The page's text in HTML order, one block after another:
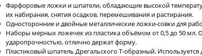
Фарфоровые ложки и шпатели, обладающие высокой
их набирания, снятия осадков, перемешивания и растирания.
Односторонние и двойные металлические ложки-совки для
Наборы мерных ложечек из пластика объёмом от 0,5 до 50
ударопрочностью, отлично держат форму.
Пластиковый шпатель Дрегальского Т-образный. Используется